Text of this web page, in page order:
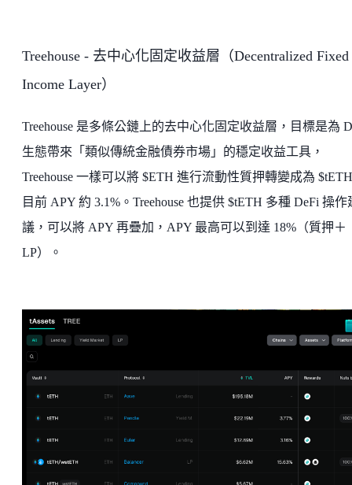
Treehouse - 去中心化固定收益層（Decentralized Fixed
Income Layer）
Treehouse 是多條公鏈上的去中心化固定收益層，目標是為
生態帶來「類似傳統金融債券市場」的穩定收益工具，
Treehouse 一樣可以將 $ETH 進行流動性質押轉變成為
目前 APY 約 3.1%。Treehouse 也提供 $tETH 多種 DeFi 操作
議，可以將 APY 再疊加，APY 最高可以到達 18%（質押＋
LP）。